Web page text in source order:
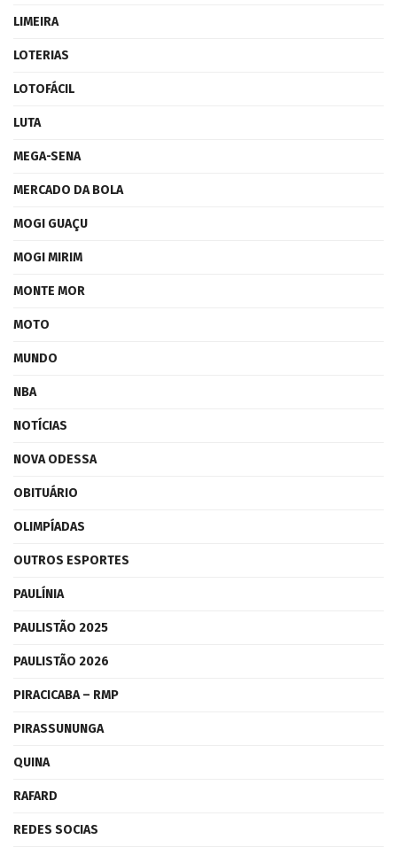
LIMEIRA
LOTERIAS
LOTOFÁCIL
LUTA
MEGA-SENA
MERCADO DA BOLA
MOGI GUAÇU
MOGI MIRIM
MONTE MOR
MOTO
MUNDO
NBA
NOTÍCIAS
NOVA ODESSA
OBITUÁRIO
OLIMPÍADAS
OUTROS ESPORTES
PAULÍNIA
PAULISTÃO 2025
PAULISTÃO 2026
PIRACICABA – RMP
PIRASSUNUNGA
QUINA
RAFARD
REDES SOCIAS